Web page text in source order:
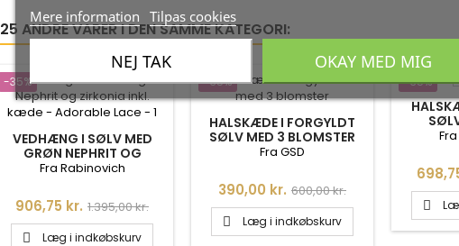
25 ANDRE VARER I DEN SAMME KATEGORI:
-35%
VEDHÆNG I SØLV MED
GRØN NEPHRIT OG
ZIRKONIA INKL. KÆDE -
Fra Rabinovich
Pris
906,75 kr. Normalpris
1.395,00 kr.
 Læg i indkøbskurv
-35%
HALSKÆDE I FORGYLDT
SØLV MED 3 BLOMSTER
Fra GSD
Pris
390,00 kr. Normalpris
600,00 kr.
 Læg i indkøbskurv
-35%
Pris

Mere information Tilpas cookies
NEJ TAK OKAY MED MIG